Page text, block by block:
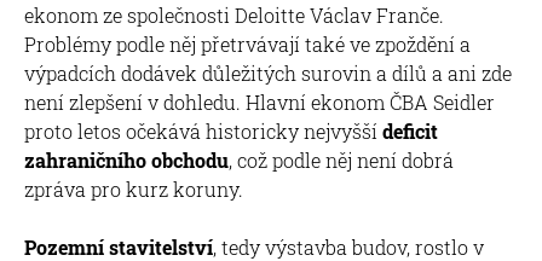
ekonom ze společnosti Deloitte Václav Franče.
Problémy podle něj přetrvávají také ve zpoždění a
výpadcích dodávek důležitých surovin a dílů a ani zde
není zlepšení v dohledu. Hlavní ekonom ČBA Seidler
proto letos očekává historicky nejvyšší deficit
zahraničního obchodu, což podle něj není dobrá
zpráva pro kurz koruny.
Pozemní stavitelství, tedy výstavba budov, rostlo v